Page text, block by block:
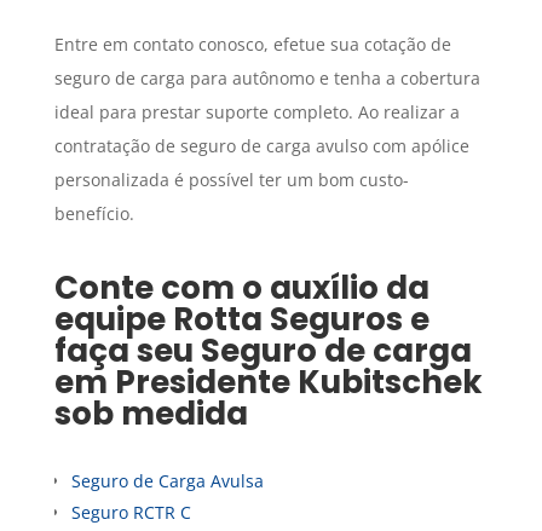
Entre em contato conosco, efetue sua cotação de
seguro de carga para autônomo e tenha a cobertura
ideal para prestar suporte completo. Ao realizar a
contratação de seguro de carga avulso com apólice
personalizada é possível ter um bom custo-
benefício.
Conte com o auxílio da
equipe Rotta Seguros e
faça seu Seguro de carga
em Presidente Kubitschek
sob medida
Seguro de Carga Avulsa
Seguro RCTR C